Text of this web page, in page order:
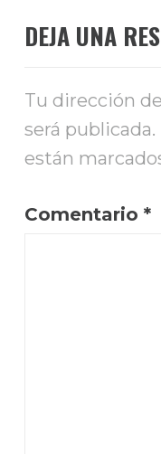
DEJA UNA
Tu dirección
será publicada.
están
Comentario *